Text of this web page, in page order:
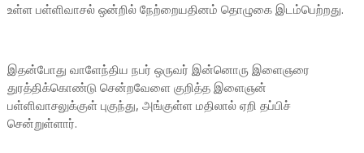
உள்ள பள்ளிவாசல் ஒன்றில் நேற்றையதினம் தொழுகை இடம்பெற்றது.
இதன்போது வாளேந்திய நபர் ஒருவர் இன்னொரு இளைஞரை
துரத்திக்கொண்டு சென்றவேளை குறித்த இளைஞன்
பள்ளிவாசலுக்குள் புகுந்து, அங்குள்ள மதிலால் ஏறி தப்பிச்
சென்றுள்ளார்.